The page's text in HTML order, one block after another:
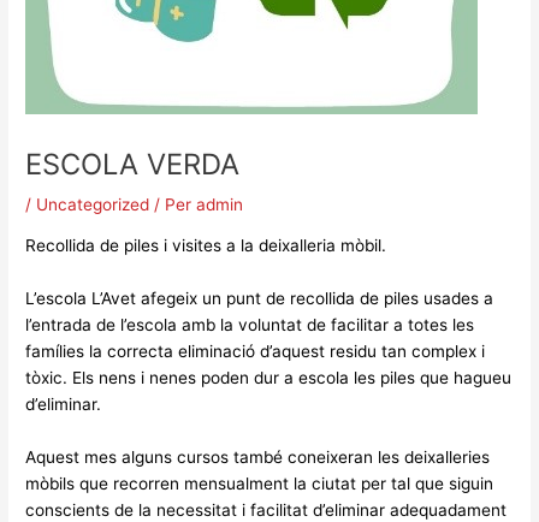
ESCOLA VERDA
/ Uncategorized / Per admin
Recollida de piles i visites a la deixalleria mòbil.
L’escola L’Avet afegeix un punt de recollida de piles usades a
l’entrada de l’escola amb la voluntat de facilitar a totes les
famílies la correcta eliminació d’aquest residu tan complex i
tòxic. Els nens i nenes poden dur a escola les piles que hagueu
d’eliminar.
Aquest mes alguns cursos també coneixeran les deixalleries
mòbils que recorren mensualment la ciutat per tal que siguin
conscients de la necessitat i facilitat d’eliminar adequadament